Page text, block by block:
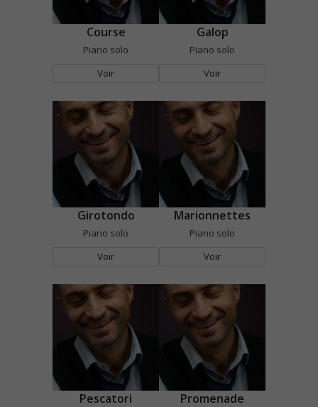
Course
Piano solo
Voir
Galop
Piano solo
Voir
Girotondo
Piano solo
Voir
Marionnettes
Piano solo
Voir
Pescatori Promenade